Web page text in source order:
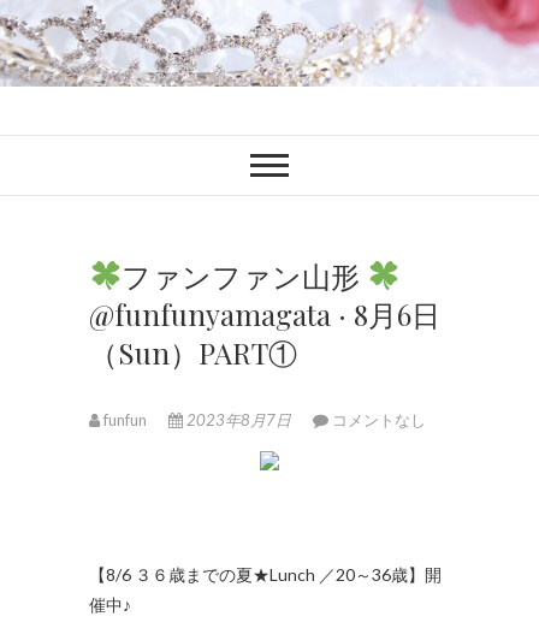
ファンブロ
ファンファン山形
@funfunyamagata · 8月6日
（Sun）PART①
funfun 2023年8月7日 コメントなし
【8/6 ３６歳までの夏★Lunch ／20～36歳】開
催中♪